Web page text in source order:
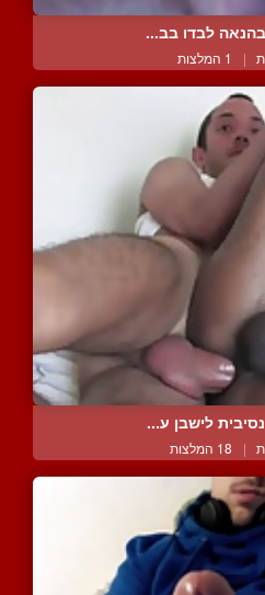
לבדו בב...
| 1 המלצות
לישבן ע...
| 18 המלצות